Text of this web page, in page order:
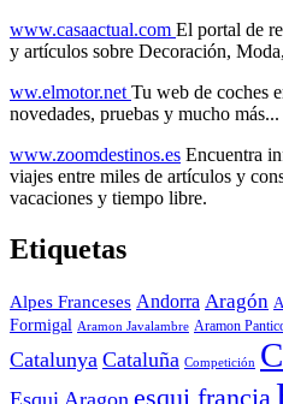
www.casaactual.com El portal de
y artículos sobre Decoración,
ww.elmotor.net Tu web de coches
novedades, pruebas y mucho más...
www.zoomdestinos.es Encuentra
viajes entre miles de artículos y
vacaciones y tiempo libre.
Etiquetas
Alpes Franceses Andorra Aragón
Formigal Aramon Javalambre Aramon
Catalunya Cataluña Competición
Esqui Aragon esqui francia